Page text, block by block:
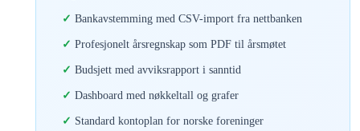
Bankavstemming med CSV-import fra nettbanken
Profesjonelt årsregnskap som PDF til årsmøtet
Budsjett med avviksrapport i sanntid
Dashboard med nøkkeltall og grafer
Standard kontoplan for norske foreninger